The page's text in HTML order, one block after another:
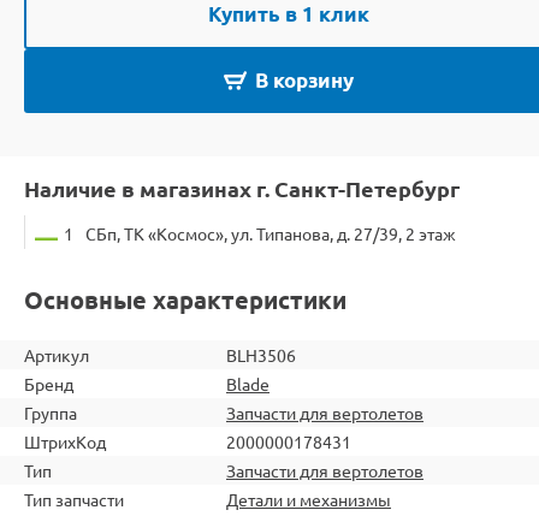
Купить в 1 клик
В корзину
Наличие в магазинах г. Санкт-Петербург
1 СБп, ТК «Космос», ул. Типанова, д. 27/39, 2 этаж
Основные характеристики
Артикул
BLH3506
Бренд
Blade
Группа
Запчасти для вертолетов
ШтрихКод
2000000178431
Тип
Запчасти для вертолетов
Тип запчасти
Детали и механизмы